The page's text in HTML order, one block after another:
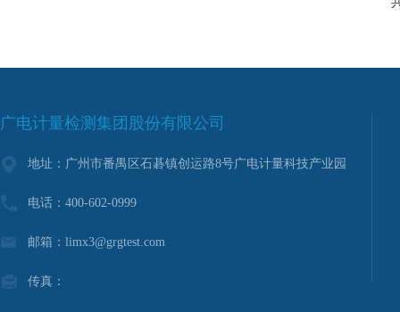
广电计量检测集团股份有限公司
地址：广州市番禺区石碁镇创运路8号广电计量科技产业园
电话：400-602-0999
邮箱：limx3@grgtest.com
传真：